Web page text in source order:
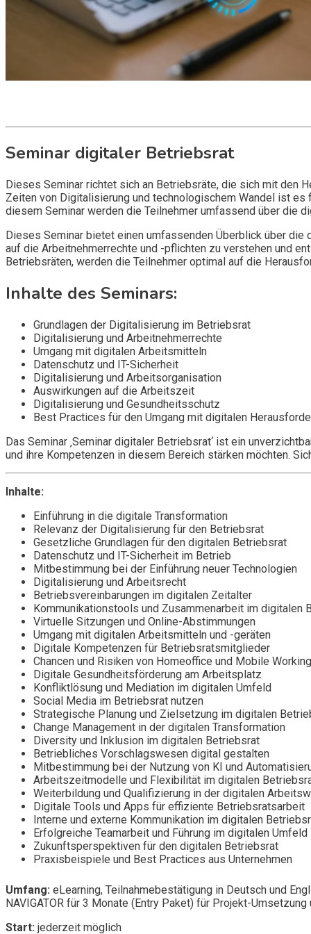
Seminar digitaler Betriebsrat
Dieses Seminar richtet sich an Betriebsräte, die sich mit den
Zeiten von Digitalisierung und technologischem Wandel ist
diesem Seminar werden die Teilnehmer umfassend über die
Dieses Seminar bietet einen umfassenden Überblick über
auf die Arbeitnehmerrechte und -pflichten zu verstehen und
Betriebsräten, werden die Teilnehmer optimal auf die
Inhalte des Seminars:
Grundlagen der Digitalisierung im Betriebsrat
Digitalisierung und Arbeitnehmerrechte
Umgang mit digitalen Arbeitsmitteln
Datenschutz und IT-Sicherheit
Digitalisierung und Arbeitsorganisation
Auswirkungen auf die Arbeitszeit
Digitalisierung und Gesundheitsschutz
Best Practices für den Umgang mit digitalen
Das Seminar ‚Seminar digitaler Betriebsrat‘ ist ein
und ihre Kompetenzen in diesem Bereich stärken möchten.
Inhalte:
Einführung in die digitale Transformation
Relevanz der Digitalisierung für den Betriebsrat
Gesetzliche Grundlagen für den digitalen Betriebsrat
Datenschutz und IT-Sicherheit im Betrieb
Mitbestimmung bei der Einführung neuer Technologien
Digitalisierung und Arbeitsrecht
Betriebsvereinbarungen im digitalen Zeitalter
Kommunikationstools und Zusammenarbeit im digitalen
Virtuelle Sitzungen und Online-Abstimmungen
Umgang mit digitalen Arbeitsmitteln und -geräten
Digitale Kompetenzen für Betriebsratsmitglieder
Chancen und Risiken von Homeoffice und Mobile Working
Digitale Gesundheitsförderung am Arbeitsplatz
Konfliktlösung und Mediation im digitalen Umfeld
Social Media im Betriebsrat nutzen
Strategische Planung und Zielsetzung im digitalen
Change Management in der digitalen Transformation
Diversity und Inklusion im digitalen Betriebsrat
Betriebliches Vorschlagswesen digital gestalten
Mitbestimmung bei der Nutzung von KI und
Arbeitszeitmodelle und Flexibilität im digitalen
Weiterbildung und Qualifizierung in der digitalen
Digitale Tools und Apps für effiziente Betriebsratsarbeit
Interne und externe Kommunikation im digitalen
Erfolgreiche Teamarbeit und Führung im digitalen Umfeld
Zukunftsperspektiven für den digitalen Betriebsrat
Praxisbeispiele und Best Practices aus Unternehmen
Umfang: eLearning, Teilnahmebestätigung in Deutsch und
NAVIGATOR für 3 Monate (Entry Paket) für Projekt-
Start: jederzeit möglich